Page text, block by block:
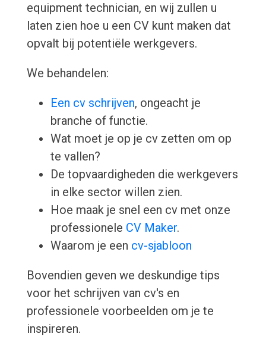
equipment technician, en wij zullen u
laten zien hoe u een CV kunt maken dat
opvalt bij potentiële werkgevers.
We behandelen:
Een cv schrijven, ongeacht je
branche of functie.
Wat moet je op je cv zetten om op
te vallen?
De topvaardigheden die werkgevers
in elke sector willen zien.
Hoe maak je snel een cv met onze
professionele CV Maker.
Waarom je een cv-sjabloon
Bovendien geven we deskundige tips
voor het schrijven van cv's en
professionele voorbeelden om je te
inspireren.